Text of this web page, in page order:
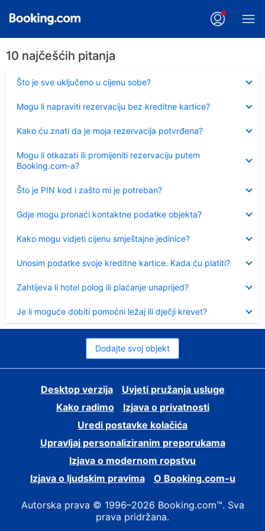
10 najčešćih pitanja
Što je sve uključeno u cijenu sobe?
Sažeto
Mogu li napraviti rezervaciju bez kreditne kartice?
Kako ću znati da je moja rezervacija potvrđena?
Mogu li otkazati ili promijeniti rezervaciju putem
Booking.com-a?
Što je PIN kod i zašto mi je potreban?
Sažeto
Gdje mogu pronaći kontaktne podatke objekta?
Kako mogu vidjeti cijenu smještajne jedinice?
Unosim podatke svoje kreditne kartice. Kada ću platiti?
Zahtijeva li hotel polog ili plaćanje unaprijed?
Je li moguće dobiti pomoćni ležaj ili dječji krevet?
Dodajte svoj objekt
Desktop verzija
Uvjeti pružanja usluge
Kako radimo
Izjava o privatnosti
Uredi postavke kolačića
Upravljaj personaliziranim preporukama
Izjava o modernom ropstvu
Izjava o ljudskim pravima
O Booking.com-u
Autorska prava © 1996–2026 Booking.com™. Sva
prava pridržana.